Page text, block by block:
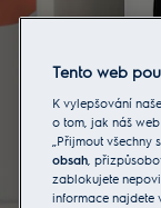
Tento web
K vylepšování
o tom, jak náš
„Přijmout všechny
obsah,
zablokujete
informace najdete